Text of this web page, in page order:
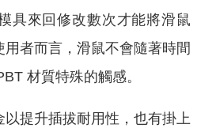
具來回修改數次才能將滑鼠
者而言，滑鼠不會隨著時間
材質特殊的觸感。
提升插拔耐用性，也有掛上